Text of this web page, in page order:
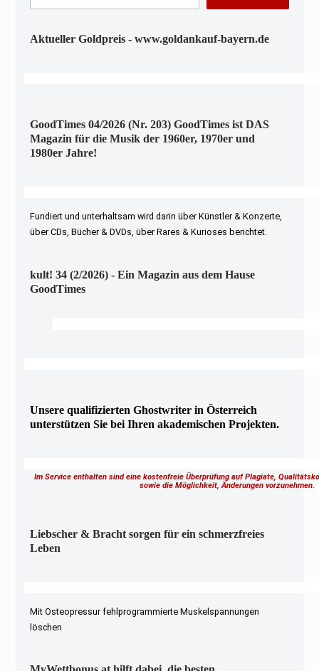
Aktueller Goldpreis - www.goldankauf-bayern.de
GoodTimes 04/2026 (Nr. 203) GoodTimes ist DAS
Magazin für die Musik der 1960er, 1970er und
1980er Jahre!
Fundiert und unterhaltsam wird darin über Künstler & Konzerte,
über CDs, Bücher & DVDs, über Rares & Kurioses berichtet.
kult! 34 (2/2026) - Ein Magazin aus dem Hause
GoodTimes
Unsere qualifizierten Ghostwriter in Österreich
unterstützen Sie bei Ihren akademischen Projekten.
Im Service enthalten sind eine kostenfreie Überprüfung auf Plagiate,
sowie die Möglichkeit, Änderungen vorzunehmen.
Liebscher & Bracht sorgen für ein schmerzfreies
Leben
Mit Osteopressur fehlprogrammierte Muskelspannungen
löschen